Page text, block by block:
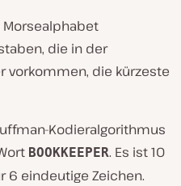
Morsealphabet
die in der
vorkommen, die kürzeste
Kodieralgorithmus
BOOKKEEPER. Es ist 10
6 eindeutige Zeichen.